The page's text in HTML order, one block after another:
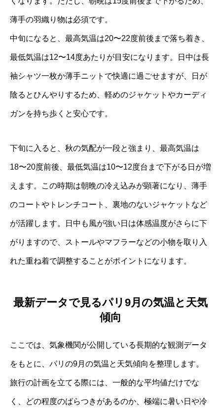
薄手の羽織り物は必須です。
中旬になると、最高気温は20〜22度前後まで落ち着き、
最低気温は12〜14度あたりが目安になります。日中は長
袖シャツ一枚か薄手ニットで快適に過ごせますが、日が
陰るとひんやりするため、軽めのジャケットやカーディ
ガンを持ち歩くと安心です。
下旬に入ると、秋の気配が一段と強まり、最高気温は
18〜20度前後、最低気温は10〜12度台まで下がる日が増
えます。この時期は朝晩の冷え込みが顕著になり、薄手
のコートやトレンチコート、裏地のないジャケットなど
が活躍します。日中も風が強い日は体感温度がさらに下
がりますので、ストールやマフラーなどの小物を取り入
れた重ね着で調整することがポイントになります。
最新データで見るパリ9月の気温と天気
傾向
ここでは、気象機関が公開している長期的な観測データ
をもとに、パリの9月の気温と天気傾向を整理します。
旅行の計画を立てる際には、一般的な平均値だけでな
く、どの程度のばらつきがあるのか、極端に暑い日や冷